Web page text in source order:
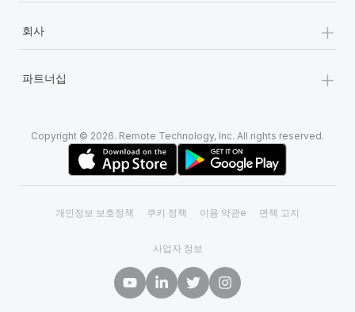
회사 +
파트너십 +
Copyright © 2026. Remote Technology, Inc. All rights reserved.
개인정보 보호정책 쿠키 정책 이용 약관e 면책 고지
사업자 정보